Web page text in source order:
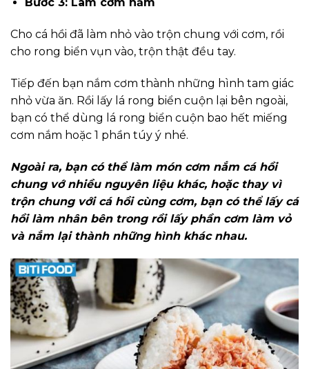
Cho cá hồi đã làm nhỏ vào trộn chung với cơm, rồi
cho rong biển vụn vào, trộn thật đều tay.
Tiếp đến bạn nắm cơm thành những hình tam giác
nhỏ vừa ăn. Rồi lấy lá rong biển cuộn lại bên ngoài,
bạn có thể dùng lá rong biển cuộn bao hết miếng
cơm nắm hoặc 1 phần túy ý nhé.
Ngoài ra, bạn có thể làm món cơm nắm cá hồi
chung vớ nhiều nguyên liệu khác, hoặc thay vì
trộn chung với cá hồi cùng cơm, bạn có thể lấy cá
hồi làm nhân bên trong rồi lấy phần cơm làm vỏ
và nắm lại thành những hình khác nhau.